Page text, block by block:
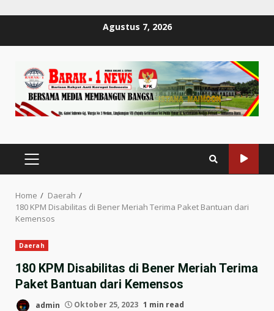
Agustus 7, 2026
PRIMARY
MENU
Home
Daerah
180 KPM Disabilitas di Bener Meriah Terima Paket Bantuan dari
Kemensos
Daerah
180 KPM Disabilitas di Bener Meriah Terima
Paket Bantuan dari Kemensos
admin Oktober 25, 2023 1 min read